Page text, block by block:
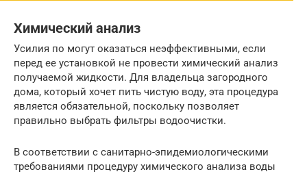
Химический анализ
Усилия по могут оказаться неэффективными, если
перед ее установкой не провести химический анализ
получаемой жидкости. Для владельца загородного
дома, который хочет пить чистую воду, эта процедура
является обязательной, поскольку позволяет
правильно выбрать фильтры водоочистки.
В соответствии с санитарно-эпидемиологическими
требованиями процедуру химического анализа воды